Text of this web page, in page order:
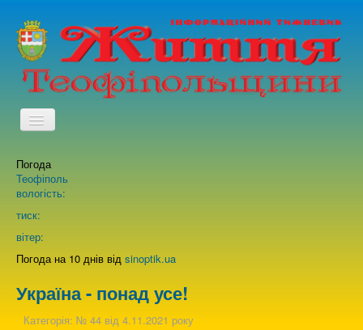
TPL_PROTOSTAR_TOGGLE_MENU
Про нас
Зворотній зв'язок
Погода
Теофіполь
вологість:
тиск:
вітер:
Погода на 10 днів від sinoptik.ua
Україна - понад усе!
Категорія: № 44 від 4.11.2021 року